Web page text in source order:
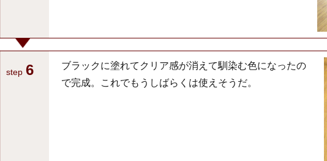
step 6
ブラックに塗れてクリア感が消えて馴染む色になったの
で完成。これでもうしばらくは使えそうだ。